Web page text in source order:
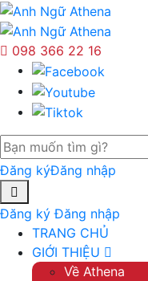
098 366 22 16
Đăng kýĐăng nhập
Đăng ký Đăng nhập
TRANG CHỦ
GIỚI THIỆU
Về Athena